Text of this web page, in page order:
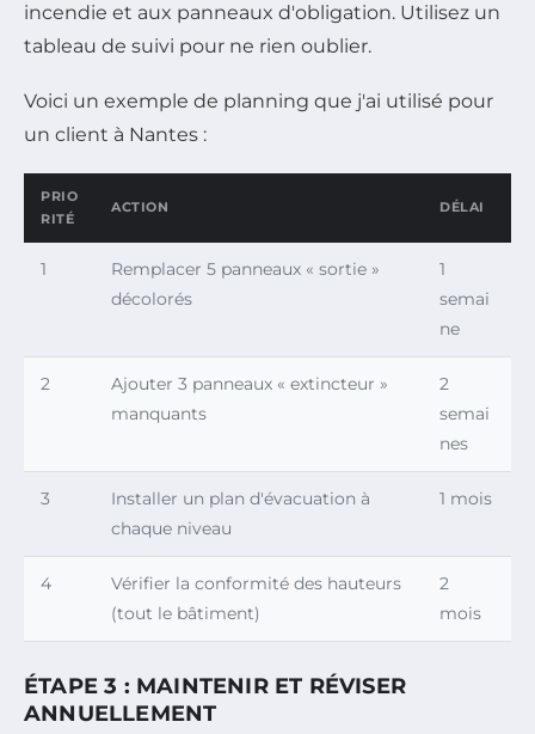
incendie et aux panneaux d'obligation. Utilisez un
tableau de suivi pour ne rien oublier.
Voici un exemple de planning que j'ai utilisé pour
un client à Nantes :
PRIO
RITÉ
ACTION DÉLAI
1
Remplacer 5 panneaux « sortie »
décolorés
1
semai
ne
2
Ajouter 3 panneaux « extincteur »
manquants
2
semai
nes
3
Installer un plan d'évacuation à
chaque niveau
1 mois
4
Vérifier la conformité des hauteurs
(tout le bâtiment)
2
mois
ÉTAPE 3 : MAINTENIR ET RÉVISER
ANNUELLEMENT